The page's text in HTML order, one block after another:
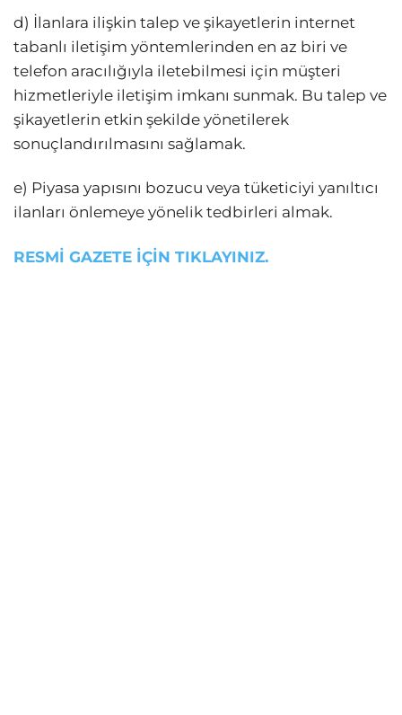
d) İlanlara ilişkin talep ve şikayetlerin internet
tabanlı iletişim yöntemlerinden en az biri ve
telefon aracılığıyla iletebilmesi için müşteri
hizmetleriyle iletişim imkanı sunmak. Bu talep ve
şikayetlerin etkin şekilde yönetilerek
sonuçlandırılmasını sağlamak.
e) Piyasa yapısını bozucu veya tüketiciyi yanıltıcı
ilanları önlemeye yönelik tedbirleri almak.
RESMİ GAZETE İÇİN TIKLAYINIZ.